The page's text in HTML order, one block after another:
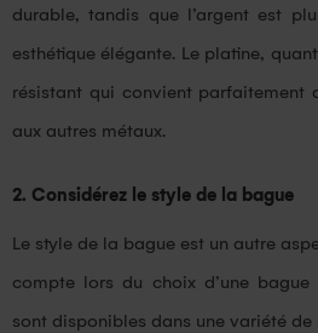
durable, tandis que l’argent est
esthétique élégante. Le platine,
résistant qui convient parfaitement
aux autres métaux.
2. Considérez le style de la bague
Le style de la bague est un autre
compte lors du choix d’une bague
sont disponibles dans une variété de